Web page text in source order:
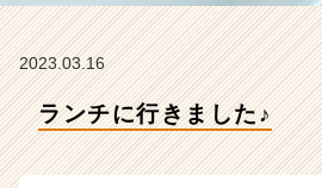
業
か
ス
2023.03.16
ランチに行きました♪